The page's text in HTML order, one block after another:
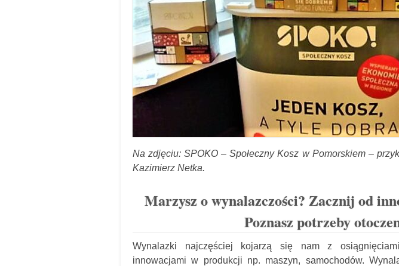
Na zdjęciu: SPOKO – Społeczny Kosz w Pomorskiem –
Kazimierz Netka.
Marzysz o wynalazczości? Zacznij od
Poznasz potrzeby
Wynalazki najczęściej kojarzą się nam z
innowacjami w produkcji np. maszyn, samochodów.